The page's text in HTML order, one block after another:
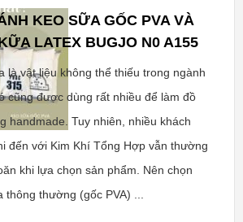
KEO SỮA GỐC PVA VÀ
LATEX BUGJO N0 A155
là vật liệu không thể thiếu trong ngành
cũng được dùng rất nhiều để làm đồ
handmade. Tuy nhiên, nhiều khách
đến với Kim Khí Tổng Hợp vẫn thường
khi lựa chọn sản phẩm. Nên chọn
thông thường (gốc PVA) ...